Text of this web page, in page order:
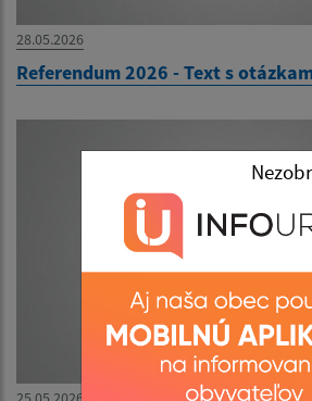
28.05.2026
Referendum 2026 - Text s